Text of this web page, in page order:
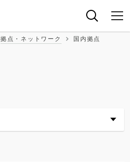
拠点・ネットワーク 国内拠点